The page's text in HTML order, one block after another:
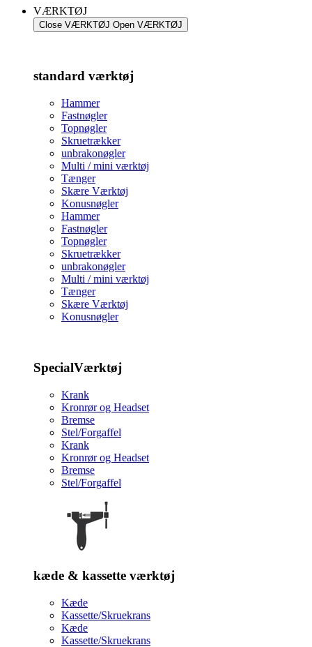
VÆRKTØJ
Close VÆRKTØJ Open VÆRKTØJ
standard værktøj
Hammer
Fastnøgler
Topnøgler
Skruetrækker
unbrakonøgler
Multi / mini værktøj
Tænger
Skære Værktøj
Konusnøgler
Hammer
Fastnøgler
Topnøgler
Skruetrækker
unbrakonøgler
Multi / mini værktøj
Tænger
Skære Værktøj
Konusnøgler
SpecialVærktøj
Krank
Kronrør og Headset
Bremse
Stel/Forgaffel
Krank
Kronrør og Headset
Bremse
Stel/Forgaffel
kæde & kassette værktøj
Kæde
Kassette/Skruekrans
Kæde
Kassette/Skruekrans